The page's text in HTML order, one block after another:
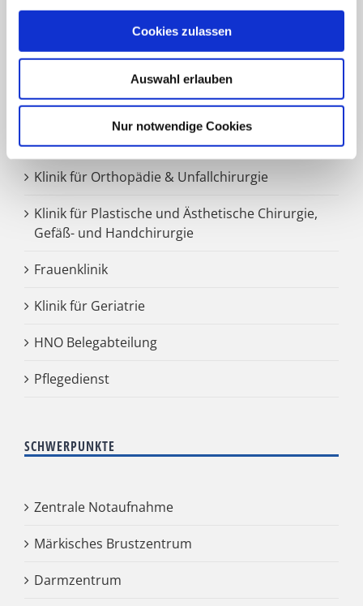
Cookies zulassen
Auswahl erlauben
Nur notwendige Cookies
Klinik für Allgemein-, Viszeral- und minimal-
invasive Chirurgie
Klinik für Innere Medizin Goethestraße
Klinik für Innere Medizin Schützenstraße
Klinik für Orthopädie & Unfallchirurgie
Klinik für Plastische und Ästhetische Chirurgie,
Gefäß- und Handchirurgie
Frauenklinik
Klinik für Geriatrie
HNO Belegabteilung
Pflegedienst
SCHWERPUNKTE
Zentrale Notaufnahme
Märkisches Brustzentrum
Darmzentrum